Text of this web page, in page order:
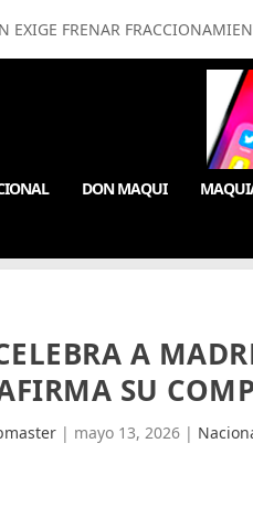
EXIGE FRENAR
DON MAQUI
A
SU
| mayo 13, 2026 |